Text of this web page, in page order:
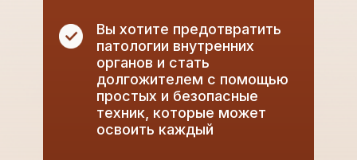
Вы хотите предотвратить
патологии внутренних
органов и стать
долгожителем с помощью
простых и безопасные
техник, которые может
освоить каждый